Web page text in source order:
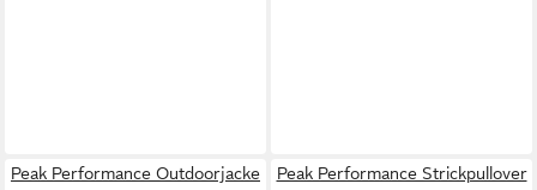
Peak Performance Outdoorjacke Peak Performance Strickpullover